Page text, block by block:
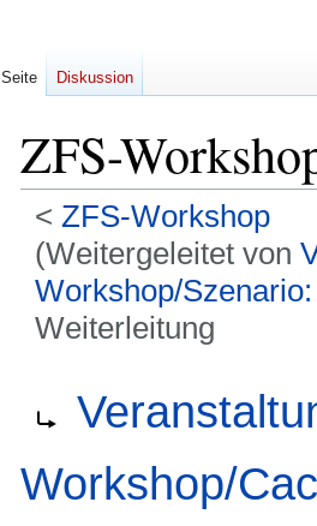
ZFS-
< ZFS-Workshop
(Weitergeleitet von
Workshop/
Weiterleitung
Navigation
springen
springen
Workshop/
Seite Diskussion